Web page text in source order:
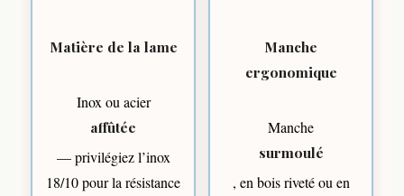
Matière de la lame
Inox ou acier
affûtée
— privilégiez l’inox
18/10 pour la résistance
Manche
ergonomique
Manche
surmoulé
, en bois riveté ou en